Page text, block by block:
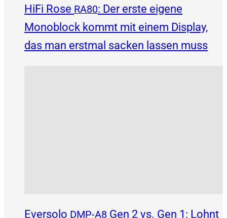
HiFi Rose RA80: Der erste eigene
Monoblock kommt mit einem Display,
das man erstmal sacken lassen muss
Eversolo DMP-A8 Gen 2 vs. Gen 1: Lohnt